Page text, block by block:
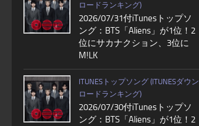
ロードランキング)
2026/07/31付iTunesトップソ
ング：BTS「Aliens」が1位！2
位にサカナクション、3位に
M!LK
ITUNESトップソング (ITUNESダウン
ロードランキング)
2026/07/30付iTunesトップソ
ング：BTS「Aliens」が1位！2